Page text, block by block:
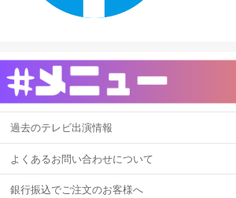
過去のテレビ出演情報
よくあるお問い合わせについて
銀行振込でご注文のお客様へ